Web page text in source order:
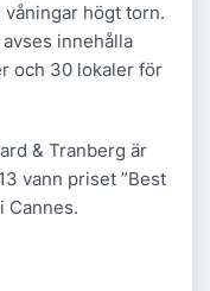
högt torn.
innehålla
och 30 lokaler för
& Tranberg är
vann priset ”Best
Cannes.